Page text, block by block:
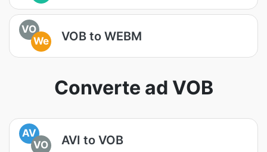
VO
We
VOB to WEBM
Converte ad VOB
AV
VO
AVI to VOB